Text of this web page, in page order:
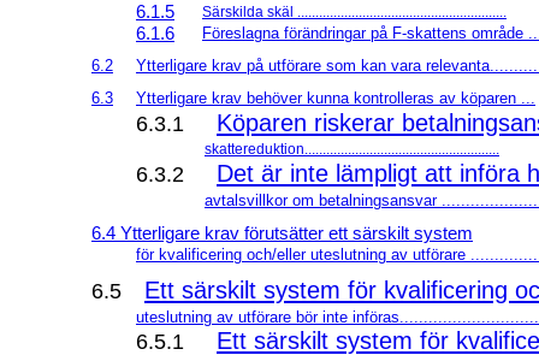
6.1.5 Särskilda skäl ..........................................................
6.1.6 Föreslagna förändringar på F-skattens område
6.2
Ytterligare krav på utförare som kan vara
6.3
Ytterligare krav behöver kunna kontrolleras av köparen ...
6.3.1 Köparen riskerar
skattereduktion......................................................
6.3.2 Det är inte lämpligt att införa
avtalsvillkor om betalningsansvar
6.4 Ytterligare krav förutsätter ett särskilt system
för kvalificering och/eller uteslutning av utförare
6.5 Ett särskilt system för kvalificering
uteslutning av utförare bör inte
6.5.1 Ett särskilt system för